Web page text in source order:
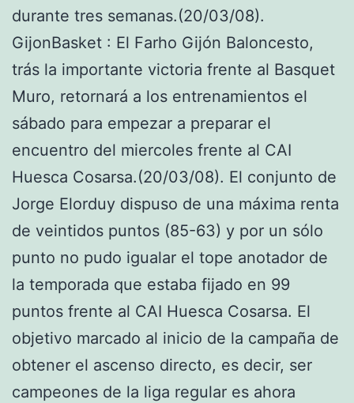
durante tres semanas.(20/03/08).
GijonBasket : El Farho Gijón Baloncesto,
trás la importante victoria frente al Basquet
Muro, retornará a los entrenamientos el
sábado para empezar a preparar el
encuentro del miercoles frente al CAI
Huesca Cosarsa.(20/03/08). El conjunto de
Jorge Elorduy dispuso de una máxima renta
de veintidos puntos (85-63) y por un sólo
punto no pudo igualar el tope anotador de
la temporada que estaba fijado en 99
puntos frente al CAI Huesca Cosarsa. El
objetivo marcado al inicio de la campaña de
obtener el ascenso directo, es decir, ser
campeones de la liga regular es ahora